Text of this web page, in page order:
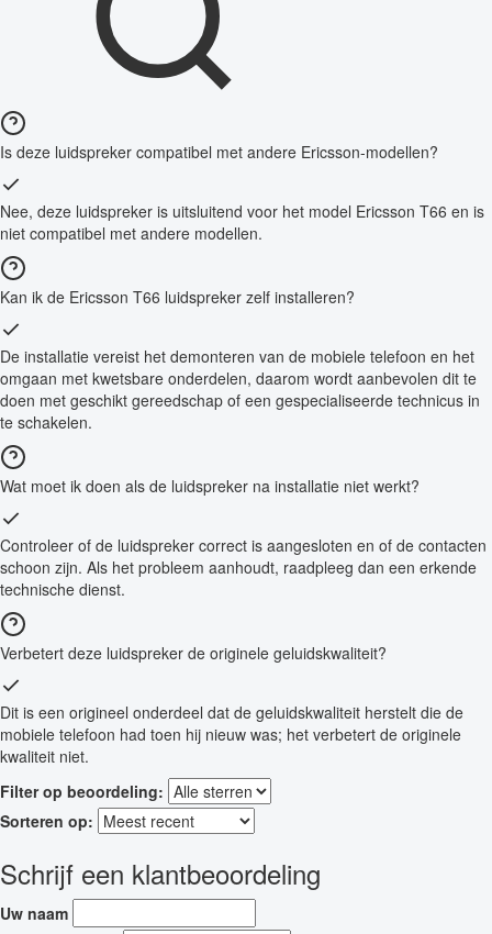
Is deze luidspreker compatibel met andere Ericsson-modellen?
Nee, deze luidspreker is uitsluitend voor het model Ericsson T66 en is
niet compatibel met andere modellen.
Kan ik de Ericsson T66 luidspreker zelf installeren?
De installatie vereist het demonteren van de mobiele telefoon en het
omgaan met kwetsbare onderdelen, daarom wordt aanbevolen dit te
doen met geschikt gereedschap of een gespecialiseerde technicus in
te schakelen.
Wat moet ik doen als de luidspreker na installatie niet werkt?
Controleer of de luidspreker correct is aangesloten en of de contacten
schoon zijn. Als het probleem aanhoudt, raadpleeg dan een erkende
technische dienst.
Verbetert deze luidspreker de originele geluidskwaliteit?
Dit is een origineel onderdeel dat de geluidskwaliteit herstelt die de
mobiele telefoon had toen hij nieuw was; het verbetert de originele
kwaliteit niet.
Filter op beoordeling:
Sorteren op:
Schrijf een klantbeoordeling
Uw naam